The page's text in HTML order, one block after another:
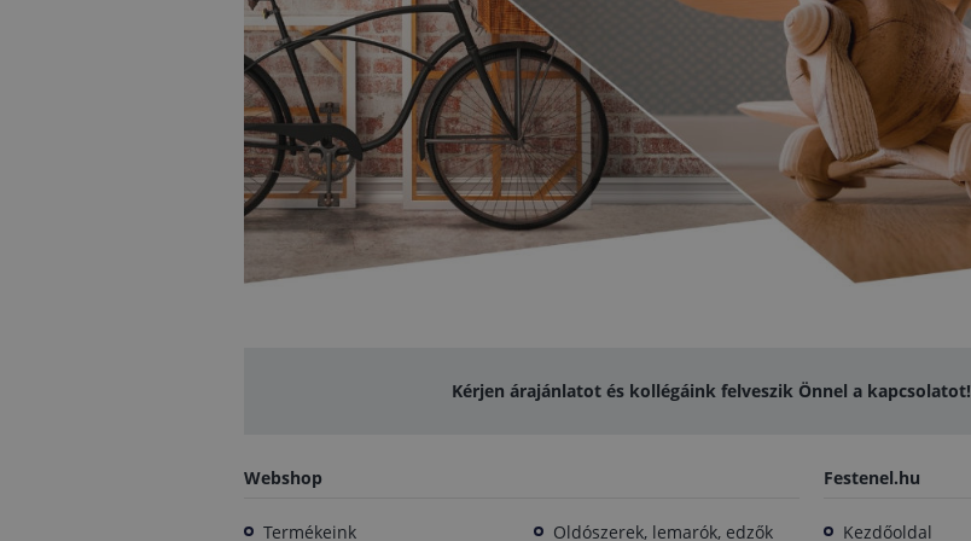
Kérjen árajánlatot és kollégáink felveszik Önnel a kapcsolatot!
Webshop
Termékeink Oldószerek, lemarók, edzők
Festenel.hu
Kezdőoldal